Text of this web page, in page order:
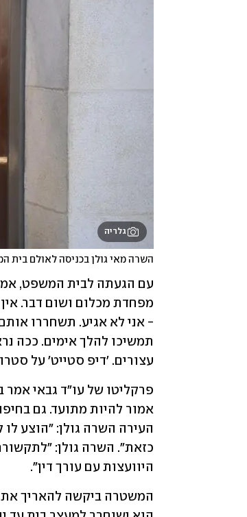
גלריה
השרה מאי גולן בכניסה לאולם בית
עצורים. 'דיפ סטייט' על
היוועצות עם עורך דין".